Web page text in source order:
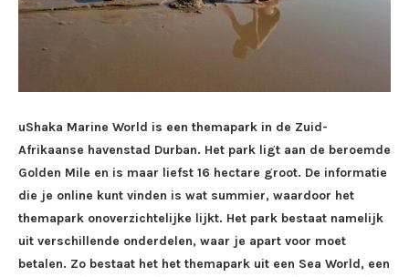
uShaka Marine World is een themapark in de Zuid-
Afrikaanse havenstad Durban. Het park ligt aan de beroemde
Golden Mile en is maar liefst 16 hectare groot. De informatie
die je online kunt vinden is wat summier, waardoor het
themapark onoverzichtelijke lijkt. Het park bestaat namelijk
uit verschillende onderdelen, waar je apart voor moet
betalen. Zo bestaat het het themapark uit een Sea World, een